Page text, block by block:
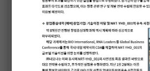
2023-06-16
가톨릭 기능전사체연구소, 가톨릭중
가톨릭대학교 최우수 연구소 선정
READ MORE